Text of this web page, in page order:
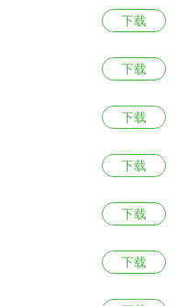
下载
下载
下载
下载
下载
下载